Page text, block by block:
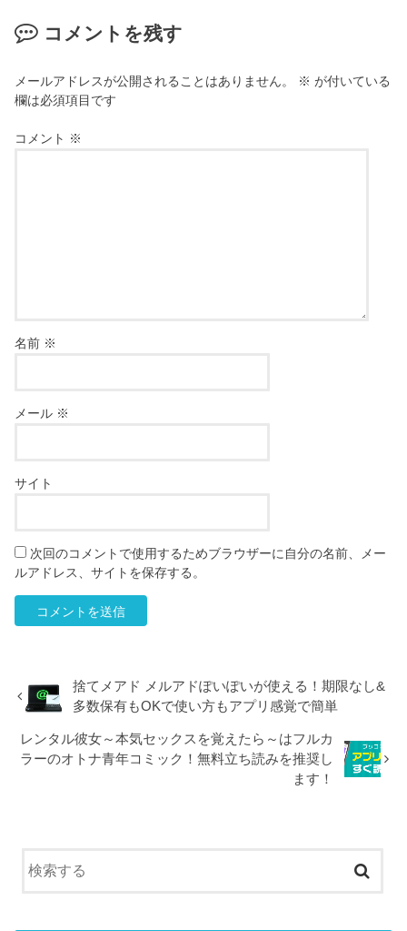
コメントを残す
メールアドレスが公開されることはありません。 ※ が付いている
欄は必須項目です
コメント ※
名前 ※
メール ※
サイト
次回のコメントで使用するためブラウザーに自分の名前、メー
ルアドレス、サイトを保存する。
捨てメアド メルアドぽいぽいが使える！期限なし&
多数保有もOKで使い方もアプリ感覚で簡単
レンタル彼女～本気セックスを覚えたら～はフルカ
ラーのオトナ青年コミック！無料立ち読みを推奨し
ます！